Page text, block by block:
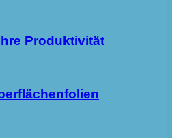
Produktivität